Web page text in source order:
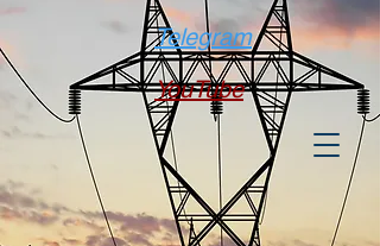
Telegram
YouTube